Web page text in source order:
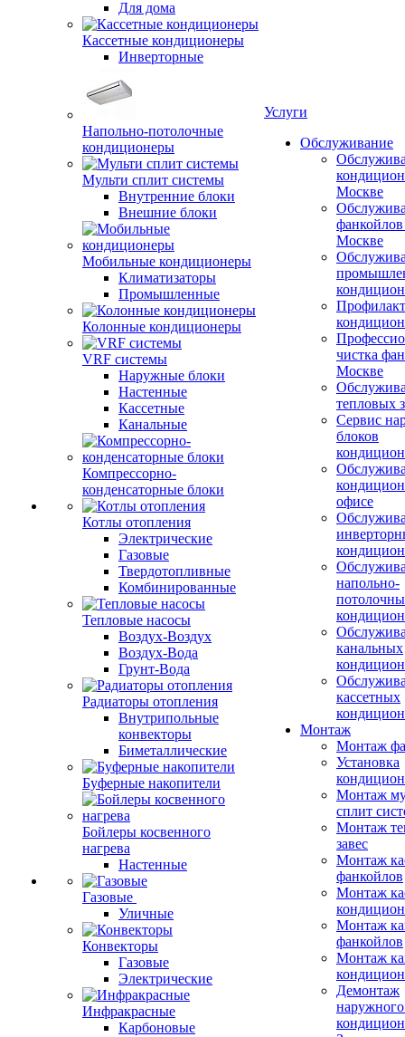
Для дома
Кассетные кондиционеры
Инверторные
Напольно-потолочные
кондиционеры
Мульти сплит системы
Внутренние блоки
Внешние блоки
Мобильные кондиционеры
Климатизаторы
Промышленные
Колонные кондиционеры
VRF системы
Наружные блоки
Настенные
Кассетные
Канальные
Компрессорно-
конденсаторные блоки
Котлы отопления
Электрические
Газовые
Твердотопливные
Комбинированные
Тепловые насосы
Воздух-Воздух
Воздух-Вода
Грунт-Вода
Радиаторы отопления
Внутрипольные
конвекторы
Биметаллические
Буферные накопители
Бойлеры косвенного
нагрева
Настенные
Газовые
Уличные
Конвекторы
Газовые
Электрические
Инфракрасные
Карбоновые
Услуги
Обслуживание
Москве
Москве
чистка
Москве
тепловых
Сервис
блоков
офисе
напольно-
канальных
кассетных
Монтаж
Монтаж
Установка
Монтаж
сплит
Монтаж
завес
Монтаж
фанкойлов
Монтаж
Монтаж
фанкойлов
Монтаж
Демонтаж